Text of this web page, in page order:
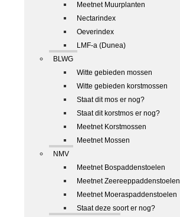
Meetnet Muurplanten
Nectarindex
Oeverindex
LMF-a (Dunea)
BLWG
Witte gebieden mossen
Witte gebieden korstmossen
Staat dit mos er nog?
Staat dit korstmos er nog?
Meetnet Korstmossen
Meetnet Mossen
NMV
Meetnet Bospaddenstoelen
Meetnet Zeereeppaddenstoelen
Meetnet Moeraspaddenstoelen
Staat deze soort er nog?